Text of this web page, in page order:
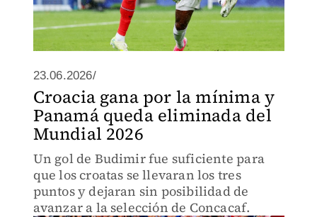
23.06.2026/
Croacia gana por la mínima y
Panamá queda eliminada del
Mundial 2026
Un gol de Budimir fue suficiente para
que los croatas se llevaran los tres
puntos y dejaran sin posibilidad de
avanzar a la selección de Concacaf.